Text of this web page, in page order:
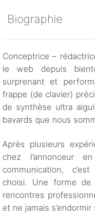
Biographie
Conceptrice –
le web depuis
surprenant et
frappe (de clavier)
de synthèse ultra
bavards que nous
Après plusieurs
chez l’annonceur
communication,
choisi. Une forme
rencontres
et ne jamais